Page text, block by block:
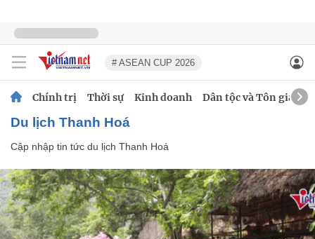
# ASEAN CUP 2026
Chính trị Thời sự Kinh doanh Dân tộc và Tôn giáo
Du lịch Thanh Hoá
Cập nhập tin tức du lịch Thanh Hoá